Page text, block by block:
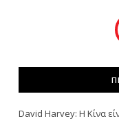
David Harvey: Η Κίνα